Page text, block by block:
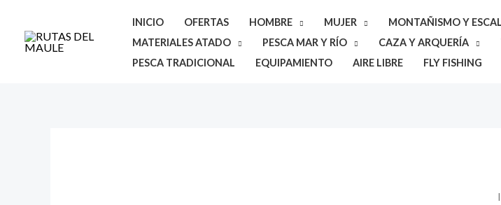
contenido
INICIO OFERTAS HOMBRE MUJER MONTAÑISMO Y
MATERIALES ATADO
PESCA MAR Y RÍO CAZA Y ARQUERÍA
PESCA TRADICIONAL
EQUIPAMIENTO AIRE LIBRE FLY FISHING